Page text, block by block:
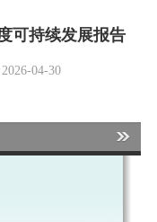
可持续发展报告
04-30